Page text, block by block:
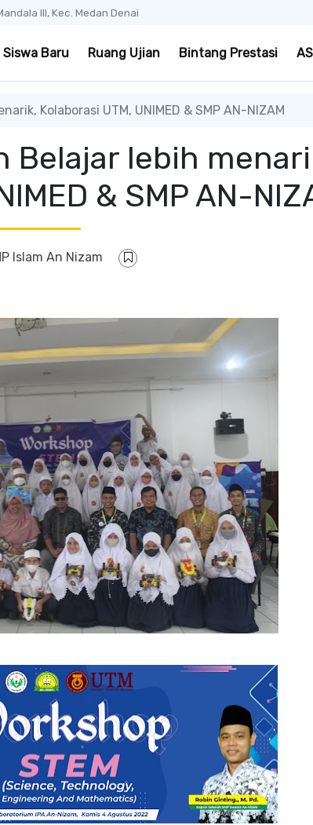
III, Kec. Medan Denai
Baru Ruang Ujian Bintang Prestasi
Kolaborasi UTM, UNIMED & SMP AN-NIZAM
Belajar lebih
& SMP AN-
Islam An Nizam